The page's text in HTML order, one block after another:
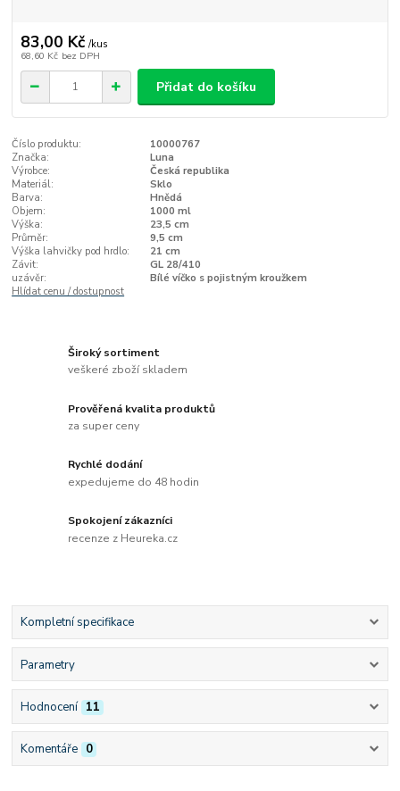
83,00 Kč /kus
68,60 Kč bez DPH
Přidat do košíku
Číslo produktu:
10000767
Značka:
Luna
Výrobce:
Česká republika
Materiál:
Sklo
Barva:
Hnědá
Objem:
1000 ml
Výška:
23,5 cm
Průměr:
9,5 cm
Výška lahvičky pod hrdlo:
21 cm
Závit:
GL 28/410
uzávěr:
Bílé víčko s pojistným kroužkem
Hlídat cenu / dostupnost
Široký sortiment
veškeré zboží skladem
Prověřená kvalita produktů
za super ceny
Rychlé dodání
expedujeme do 48 hodin
Spokojení zákazníci
recenze z Heureka.cz
Kompletní specifikace
Parametry
Hodnocení 11
Komentáře 0